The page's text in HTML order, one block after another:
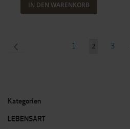
IN DEN WARENKORB
Seite
1
Sie
2 Seite
3
Kategorien
LEBENSART